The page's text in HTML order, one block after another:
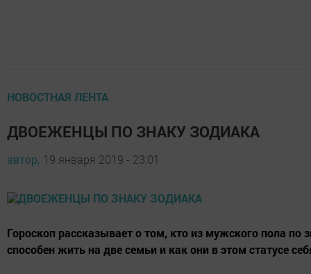
НОВОСТНАЯ ЛЕНТА
ДВОЕЖЕНЦЫ ПО ЗНАКУ ЗОДИАКА
автор, 19 января 2019 - 23:01
Гороскоп рассказывает о том, кто из мужского пола по
способен жить на две семьи и как они в этом статусе